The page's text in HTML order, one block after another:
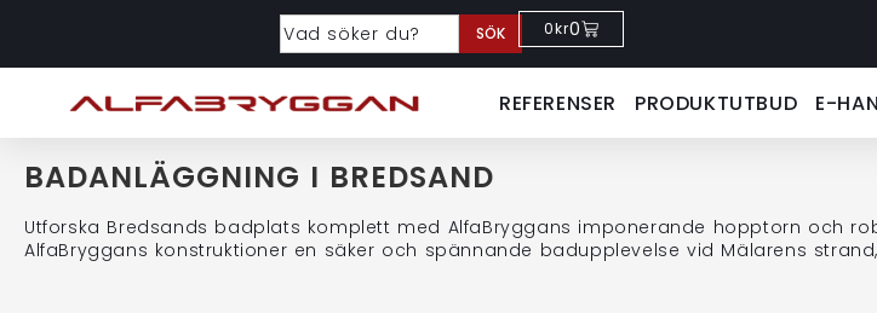
SÖK 0kr0
REFERENSER PRODUKTUTBUD E-
BADANLÄGGNING I BREDSAND
Utforska Bredsands badplats komplett med AlfaBryggans imponerande hopptorn och
AlfaBryggans konstruktioner en säker och spännande badupplevelse vid Mälarens